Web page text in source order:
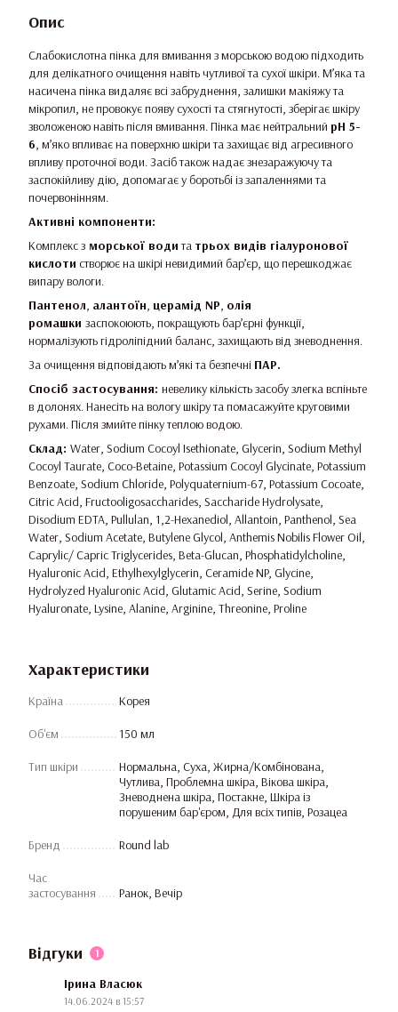
Опис
Слабокислотна пінка для вмивання з морською водою підходить
для делікатного очищення навіть чутливої ​​та сухої шкіри. М’яка та
насичена пінка видаляє всі забруднення, залишки макіяжу та
мікропил, не провокує появу сухості та стягнутості, зберігає шкіру
зволоженою навіть після вмивання. Пінка має нейтральний рН 5-
6, м’яко впливає на поверхню шкіри та захищає від агресивного
впливу проточної води. Засіб також надає знезаражуючу та
заспокійливу дію, допомагає у боротьбі із запаленнями та
почервонінням.
Активні компоненти:
Комплекс з морської водита трьох видів гіалуронової
кислоти створює на шкірі невидимий бар’єр, що перешкоджає
випару вологи.
Пантенол, алантоїн, церамід NP, олія
ромашки заспокоюють, покращують бар’єрні функції,
нормалізують гідроліпідний баланс, захищають від зневоднення.
За очищення відповідають м’які та безпечні ПАР.
Спосіб застосування: невелику кількість засобу злегка вспіньте
в долонях. Нанесіть на вологу шкіру та помасажуйте круговими
рухами. Після змийте пінку теплою водою.
Склад: Water, Sodium Cocoyl Isethionate, Glycerin, Sodium Methyl
Cocoyl Taurate, Coco-Betaine, Potassium Cocoyl Glycinate, Potassium
Benzoate, Sodium Chloride, Polyquaternium-67, Potassium Cocoate,
Citric Acid, Fructooligosaccharides, Saccharide Hydrolysate,
Disodium EDTA, Pullulan, 1,2-Hexanediol, Allantoin, Panthenol, Sea
Water, Sodium Acetate, Butylene Glycol, Anthemis Nobilis Flower Oil,
Caprylic/ Capric Triglycerides, Beta-Glucan, Phosphatidylcholine,
Hyaluronic Acid, Ethylhexylglycerin, Ceramide NP, Glycine,
Hydrolyzed Hyaluronic Acid, Glutamic Acid, Serine, Sodium
Hyaluronate, Lysine, Alanine, Arginine, Threonine, Proline
Характеристики
Країна Корея
Об'єм 150 мл
Тип шкіри
Нормальна, Суха, Жирна/Комбінована,
Чутлива, Проблемна шкіра, Вікова шкіра,
Зневоднена шкіра, Постакне, Шкіра із
порушеним бар'єром, Для всіх типів, Розацеа
Бренд Round lab
Час
застосування
Ранок, Вечір
Відгуки 1
Ірина Власюк
14.06.2024 в 15:57